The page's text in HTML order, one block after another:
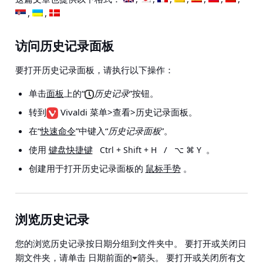
访问历史记录面板
要打开历史记录面板，请执行以下操作：
单击面板上的“ 历史记录”按钮。
转到
Vivaldi 菜单>查看>历史记录面板。
在“快速命令”中键入“历史记录面板”。
使用 键盘快捷键 Ctrl + Shift + H / ⌥ ⌘ Y 。
创建用于打开历史记录面板的 鼠标手势。
浏览历史记录
您的浏览历史记录按日期分组到文件夹中。 要打开或关闭日
期文件夹，请单击 日期前面的 箭头。 要打开或关闭所有文